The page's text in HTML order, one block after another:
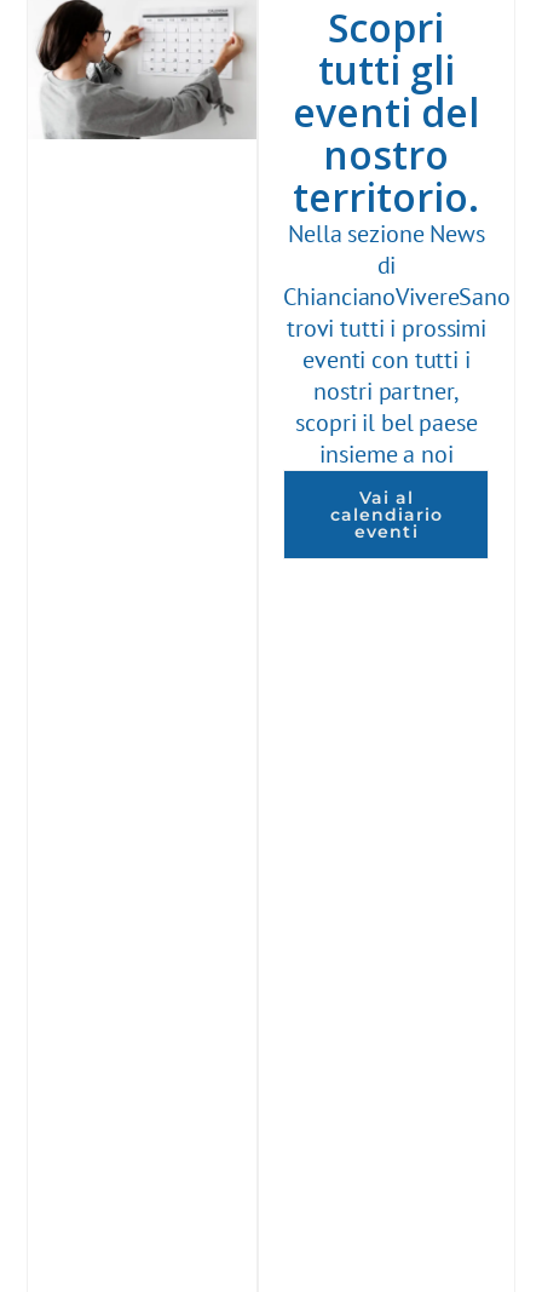
Scopri
tutti gli
eventi del
nostro
territorio.
Nella sezione News
di
ChiancianoVivereSano
trovi tutti i prossimi
eventi con tutti i
nostri partner,
scopri il bel paese
insieme a noi
Vai al
calendiario
eventi